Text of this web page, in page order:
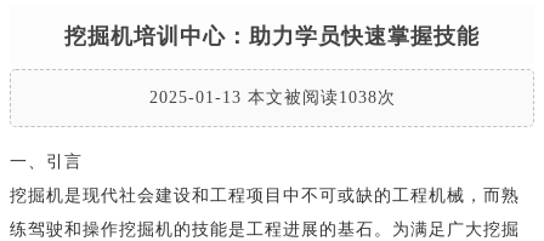
挖掘机培训中心：助力学员快速掌握技能
2025-01-13 本文被阅读1038次
一、引言
挖掘机是现代社会建设和工程项目中不可或缺的工程机械，而熟
练驾驶和操作挖掘机的技能是工程进展的基石。为满足广大挖掘